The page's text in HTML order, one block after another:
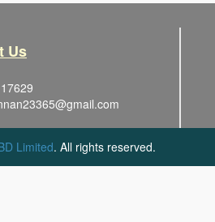
Us
Limited. All rights reserved.